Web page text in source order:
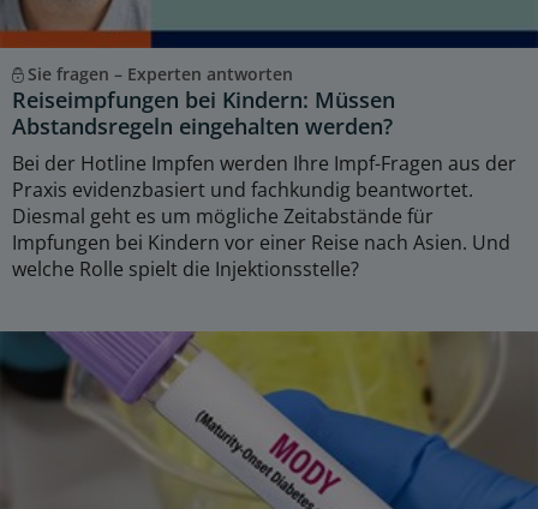
Sie fragen – Experten antworten
Reiseimpfungen bei Kindern: Müssen
Abstandsregeln eingehalten werden?
Bei der Hotline Impfen werden Ihre Impf-Fragen aus der
Praxis evidenzbasiert und fachkundig beantwortet.
Diesmal geht es um mögliche Zeitabstände für
Impfungen bei Kindern vor einer Reise nach Asien. Und
welche Rolle spielt die Injektionsstelle?